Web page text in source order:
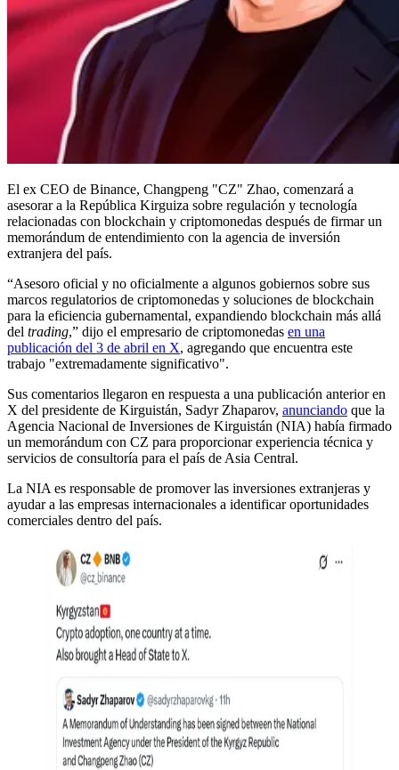
El ex CEO de Binance, Changpeng "CZ" Zhao, comenzará a
asesorar a la República Kirguiza sobre regulación y tecnología
relacionadas con blockchain y criptomonedas después de firmar un
memorándum de entendimiento con la agencia de inversión
extranjera del país.
“Asesoro oficial y no oficialmente a algunos gobiernos sobre sus
marcos regulatorios de criptomonedas y soluciones de blockchain
para la eficiencia gubernamental, expandiendo blockchain más allá
del trading,” dijo el empresario de criptomonedas en una
publicación del 3 de abril en X, agregando que encuentra este
trabajo "extremadamente significativo".
Sus comentarios llegaron en respuesta a una publicación anterior en
X del presidente de Kirguistán, Sadyr Zhaparov, anunciando que la
Agencia Nacional de Inversiones de Kirguistán (NIA) había firmado
un memorándum con CZ para proporcionar experiencia técnica y
servicios de consultoría para el país de Asia Central.
La NIA es responsable de promover las inversiones extranjeras y
ayudar a las empresas internacionales a identificar oportunidades
comerciales dentro del país.